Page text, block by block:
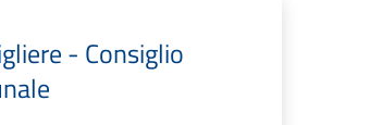
- Consiglio